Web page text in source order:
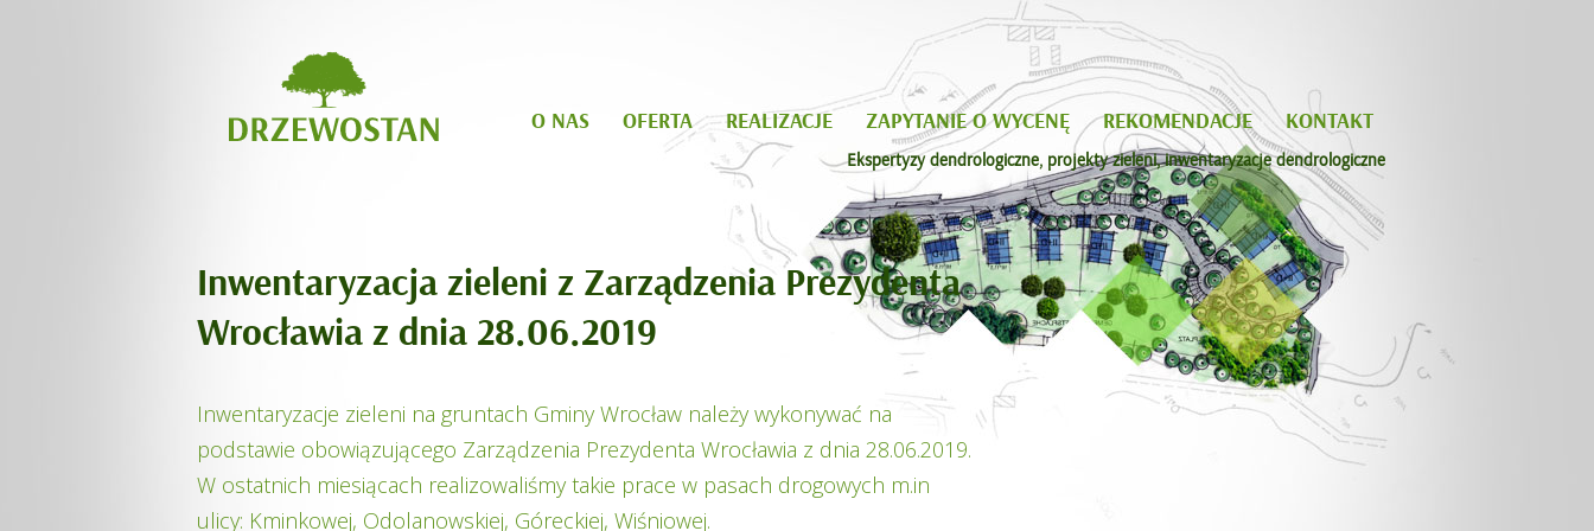
O NAS OFERTA REALIZACJE ZAPYTANIE O WYCENĘ REKOMENDACJE KONTAKT
Ekspertyzy dendrologiczne, projekty zieleni, inwentaryzacje dendrologiczne
Inwentaryzacja zieleni z Zarządzenia Prezydenta
Wrocławia z dnia 28.06.2019
Inwentaryzacje zieleni na gruntach Gminy Wrocław należy wykonywać na
podstawie obowiązującego Zarządzenia Prezydenta Wrocławia z dnia 28.06.2019.
W ostatnich miesiącach realizowaliśmy takie prace w pasach drogowych m.in
ulicy: Kminkowej, Odolanowskiej, Góreckiej, Wiśniowej.